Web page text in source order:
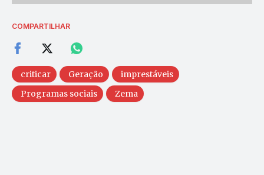
COMPARTILHAR
criticar Geração
imprestáveis
Programas sociais
Zema